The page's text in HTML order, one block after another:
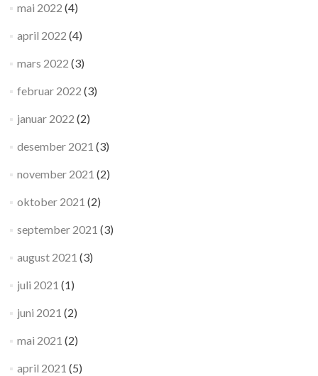
mai 2022 (4)
april 2022 (4)
mars 2022 (3)
februar 2022 (3)
januar 2022 (2)
desember 2021 (3)
november 2021 (2)
oktober 2021 (2)
september 2021 (3)
august 2021 (3)
juli 2021 (1)
juni 2021 (2)
mai 2021 (2)
april 2021 (5)